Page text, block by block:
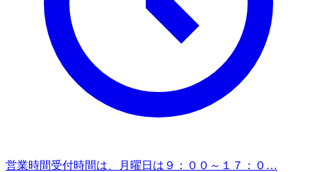
営業時間受付時間は、月曜日は９：００～１７：０…